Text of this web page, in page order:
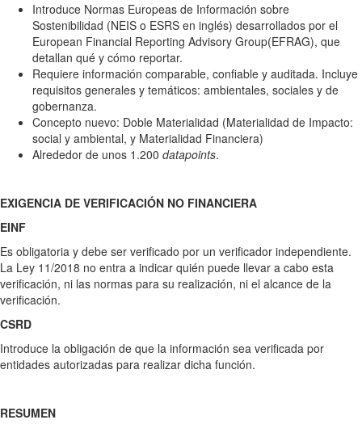
Introduce Normas Europeas de Información sobre
Sostenibilidad (NEIS o ESRS en inglés) desarrollados por el
European Financial Reporting Advisory Group(EFRAG), que
detallan qué y cómo reportar.
Requiere información comparable, confiable y auditada. Incluye
requisitos generales y temáticos: ambientales, sociales y de
gobernanza.
Concepto nuevo: Doble Materialidad (Materialidad de Impacto:
social y ambiental, y Materialidad Financiera)
Alrededor de unos 1.200 datapoints.
EXIGENCIA DE VERIFICACIÓN NO FINANCIERA
EINF
Es obligatoria y debe ser verificado por un verificador independiente.
La Ley 11/2018 no entra a indicar quién puede llevar a cabo esta
verificación, ni las normas para su realización, ni el alcance de la
verificación.
CSRD
Introduce la obligación de que la información sea verificada por
entidades autorizadas para realizar dicha función.
RESUMEN